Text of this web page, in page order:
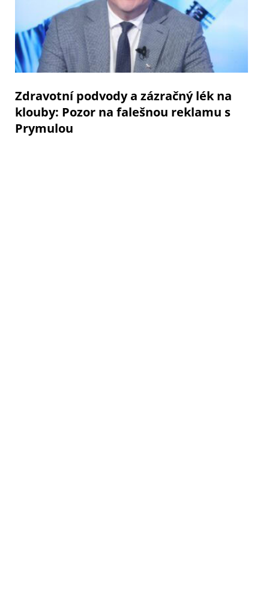
Zdravotní podvody a zázračný lék na
klouby: Pozor na falešnou reklamu s
Prymulou